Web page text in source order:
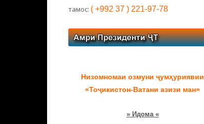
тамос: ( +992 37 ) 221-97-78
Низомномаи озмуни ҷумҳуриявии
«Тоҷикистон-Ватани азизи ман»
» Идома «